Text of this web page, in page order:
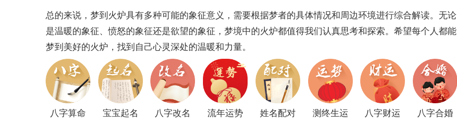
总的来说，梦到火炉具有多种可能的象征意义，需要根据梦者的具体情况和周边环境进行综合解读。无论
是温暖的象征、愤怒的象征还是欲望的象征，梦境中的火炉都值得我们认真思考和探索。希望每个人都能
梦到美好的火炉，找到自己心灵深处的温暖和力量。
八字算命 宝宝起名 八字改名 流年运势 姓名配对 测终生运 八字财运 八字合婚